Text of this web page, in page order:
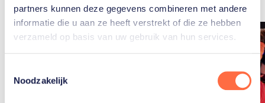
partners kunnen deze gegevens combineren met andere
informatie die u aan ze heeft verstrekt of die ze hebben
verzameld op basis van uw gebruik van hun services.
Noodzakelijk